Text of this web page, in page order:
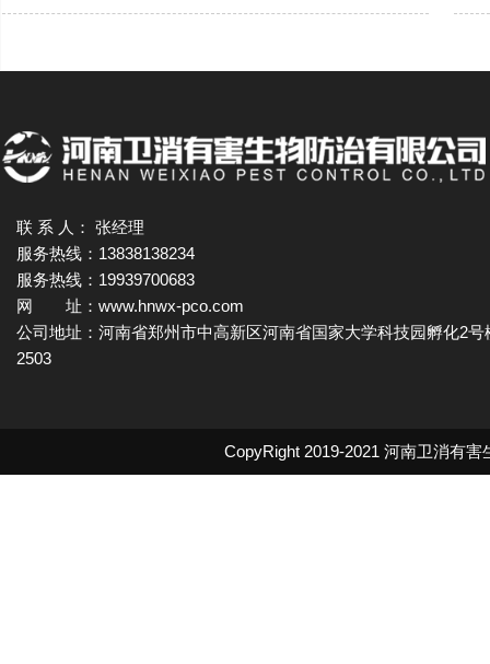
联 系 人： 张经理
服务热线：13838138234
服务热线：19939700683
网 址：www.hnwx-pco.com
公司地址：河南省郑州市中高新区河南省国家大学科技园孵化2号
2503
CopyRight 2019-2021 河南卫消有害